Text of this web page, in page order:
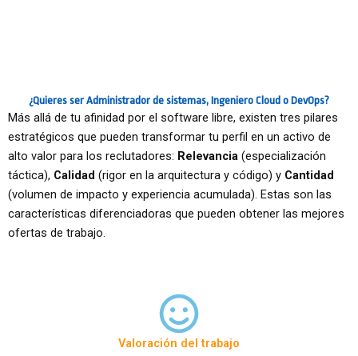
¿Quieres ser Administrador de sistemas, Ingeniero Cloud o DevOps?
Más allá de tu afinidad por el software libre, existen tres pilares
estratégicos que pueden transformar tu perfil en un activo de
alto valor para los reclutadores: Relevancia (especialización
táctica), Calidad (rigor en la arquitectura y código) y Cantidad
(volumen de impacto y experiencia acumulada). Estas son las
características diferenciadoras que pueden obtener las mejores
ofertas de trabajo.
Valoración del trabajo